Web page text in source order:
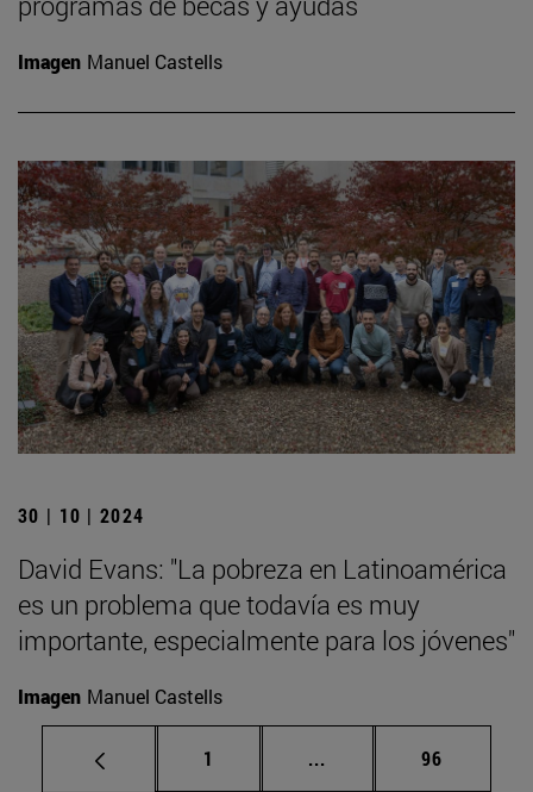
Imagen Manuel Castells
30 | 10 | 2024
David Evans: "La pobreza en Latinoamérica
es un problema que todavía es muy
importante, especialmente para los jóvenes"
Imagen Manuel Castells
Página
1 ... Páginas intermedias
Página
96